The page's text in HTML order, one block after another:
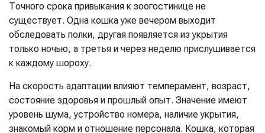
Точного срока привыкания к зоогостинице не
существует. Одна кошка уже вечером выходит
обследовать полки, другая появляется из укрытия
только ночью, а третья и через неделю прислушивается
к каждому шороху.
На скорость адаптации влияют темперамент, возраст,
состояние здоровья и прошлый опыт. Значение имеют
уровень шума, устройство номера, наличие укрытия,
знакомый корм и отношение персонала. Кошка, которая